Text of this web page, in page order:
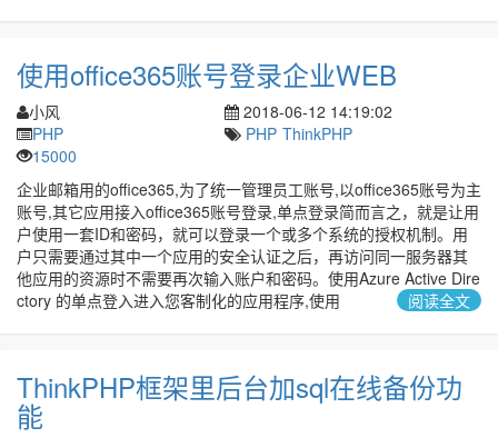
使用office365账号登录企业WEB
小风
2018-06-12 14:19:02
PHP
PHP ThinkPHP
15000
企业邮箱用的office365,为了统一管理员工账号,以office365账号为主
账号,其它应用接入office365账号登录,单点登录简而言之，就是让用
户使用一套ID和密码，就可以登录一个或多个系统的授权机制。用
户只需要通过其中一个应用的安全认证之后，再访问同一服务器其
他应用的资源时不需要再次输入账户和密码。使用Azure Active Dire
ctory 的单点登入进入您客制化的应用程序,使用
阅读全文
ThinkPHP框架里后台加sql在线备份功
能